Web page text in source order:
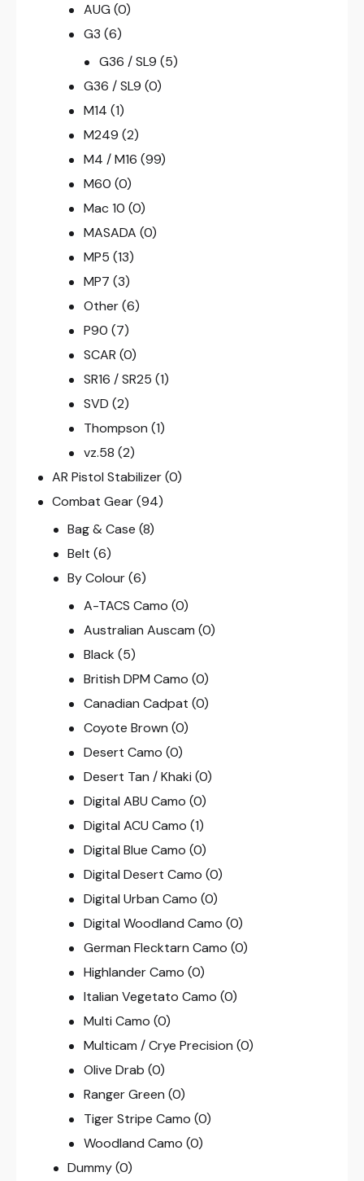
AUG (0)
G3 (6)
G36 / SL9 (5)
G36 / SL9 (0)
M14 (1)
M249 (2)
M4 / M16 (99)
M60 (0)
Mac 10 (0)
MASADA (0)
MP5 (13)
MP7 (3)
Other (6)
P90 (7)
SCAR (0)
SR16 / SR25 (1)
SVD (2)
Thompson (1)
vz.58 (2)
AR Pistol Stabilizer(0)
Combat Gear(94)
Bag & Case (8)
Belt (6)
By Colour (6)
A-TACS Camo (0)
Australian Auscam (0)
Black (5)
British DPM Camo (0)
Canadian Cadpat (0)
Coyote Brown (0)
Desert Camo (0)
Desert Tan / Khaki (0)
Digital ABU Camo (0)
Digital ACU Camo (1)
Digital Blue Camo (0)
Digital Desert Camo (0)
Digital Urban Camo (0)
Digital Woodland Camo (0)
German Flecktarn Camo (0)
Highlander Camo (0)
Italian Vegetato Camo (0)
Multi Camo (0)
Multicam / Crye Precision (0)
Olive Drab (0)
Ranger Green (0)
Tiger Stripe Camo (0)
Woodland Camo (0)
Dummy (0)